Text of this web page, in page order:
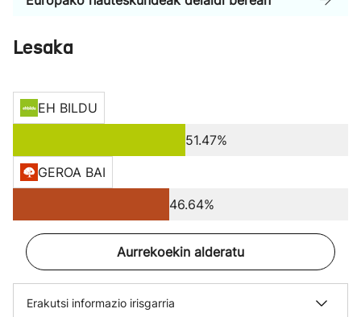
Lesaka
EH BILDU
51.47%
GEROA BAI
46.64%
Aurrekoekin alderatu
Erakutsi informazio irisgarria